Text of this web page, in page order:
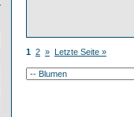
1 2 » Letzte Seite »